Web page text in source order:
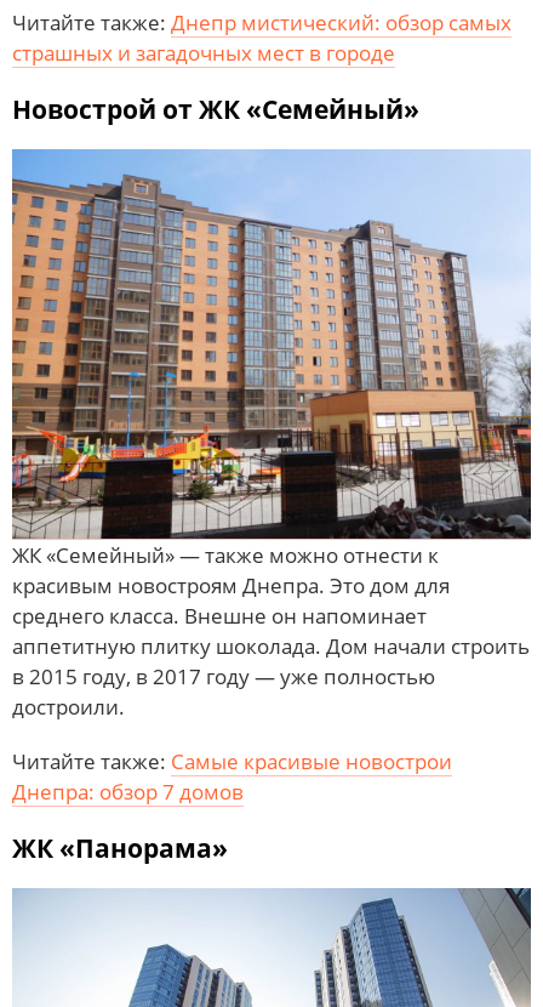
Читайте также: Днепр мистический: обзор самых
страшных и загадочных мест в городе
Новострой от ЖК «Семейный»
ЖК «Семейный» — также можно отнести к
красивым новостроям Днепра. Это дом для
среднего класса. Внешне он напоминает
аппетитную плитку шоколада. Дом начали строить
в 2015 году, в 2017 году — уже полностью
достроили.
Читайте также: Самые красивые новострои
Днепра: обзор 7 домов
ЖК «Панорама»